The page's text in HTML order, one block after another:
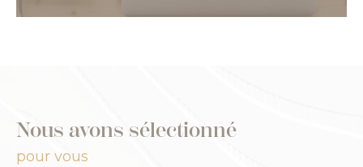
Nous avons sélectionné
pour vous